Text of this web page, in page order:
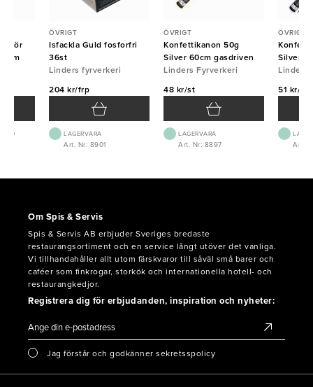
för
1-2D
ÖVRIGT
Isfackla Guld fosforfri
36st
Linders fyrverkeri
204 kr/frp
LAGERVARA
Art. Nr: 8901
ÖVRIGT
Konfettikanon 50g
Silver 60cm gasdriven
Linders Fyrverkeri
48 kr/st
LAGERVARA
Art. Nr: 8897
ÖVRIGT
Silver
Linders
51 kr/st
Art.
Om Spis & Servis
Spis & Servis AB erbjuder Sveriges bredaste
restaurangsortiment och en service långt utöver det vanliga.
Vi tillhandahåller allt utom färskvaror till såväl små barer och
caféer som finkrogar, storkök och internationella hotell- och
restaurangkedjor.
Registrera dig för erbjudanden, inspiration och nyheter:
Jag förstår och godkänner sekretsspolicy